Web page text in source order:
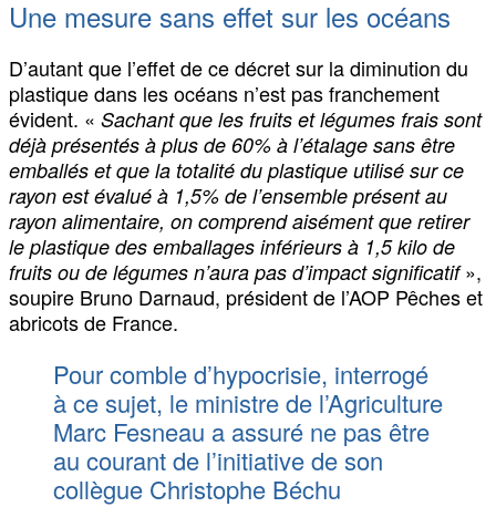
Une mesure sans effet sur les océans
D’autant que l’effet de ce décret sur la diminution du
plastique dans les océans n’est pas franchement
évident. « Sachant que les fruits et légumes frais sont
déjà présentés à plus de 60% à l’étalage sans être
emballés et que la totalité du plastique utilisé sur ce
rayon est évalué à 1,5% de l’ensemble présent au
rayon alimentaire, on comprend aisément que retirer
le plastique des emballages inférieurs à 1,5 kilo de
fruits ou de légumes n’aura pas d’impact significatif»,
soupire Bruno Darnaud, président de l’AOP Pêches et
abricots de France.
Pour comble d’hypocrisie, interrogé
à ce sujet, le ministre de l’Agriculture
Marc Fesneau a assuré ne pas être
au courant de l’initiative de son
collègue Christophe Béchu